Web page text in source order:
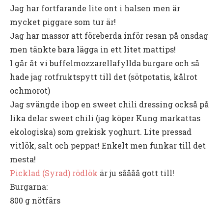
Jag har fortfarande lite ont i halsen men är
mycket piggare som tur är!
Jag har massor att föreberda inför resan på onsdag
men tänkte bara lägga in ett litet mattips!
I går åt vi buffelmozzarellafyllda burgare och så
hade jag rotfruktspytt till det (sötpotatis, kålrot
ochmorot)
Jag svängde ihop en sweet chili dressing också på
lika delar sweet chili (jag köper Kung markattas
ekologiska) som grekisk yoghurt. Lite pressad
vitlök, salt och peppar! Enkelt men funkar till det
mesta!
Picklad (Syrad) rödlök är ju såååå gott till!
Burgarna:
800 g nötfärs